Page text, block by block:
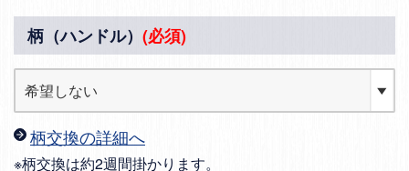
柄（ハンドル） (必須)
柄交換の詳細へ
※柄交換は約2週間掛かります。